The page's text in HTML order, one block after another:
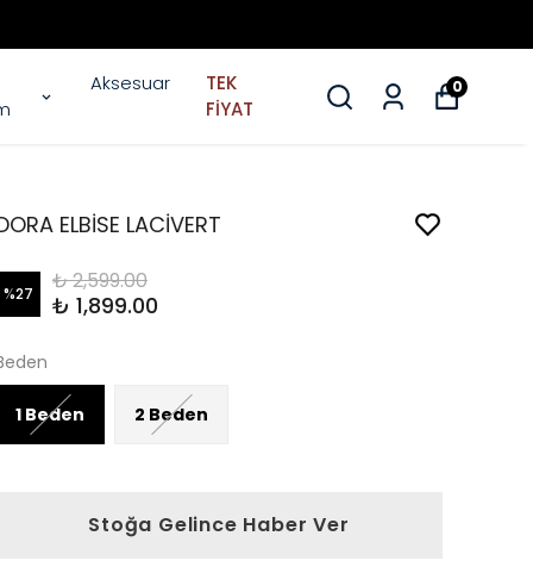
Aksesuar
TEK
FİYAT
0
ELBİSE LACİVERT
%27 ₺ 2,599.00
₺ 1,899.00
1 Beden 2 Beden
Stoğa Gelince Haber Ver